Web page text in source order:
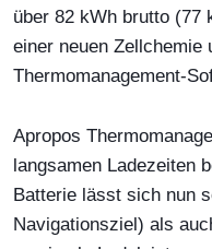
über 82 kWh brutto (77
einer neuen Zellchemie
Thermomanagement-
Apropos
langsamen Ladezeiten
Batterie lässt sich nun
Navigationsziel) als